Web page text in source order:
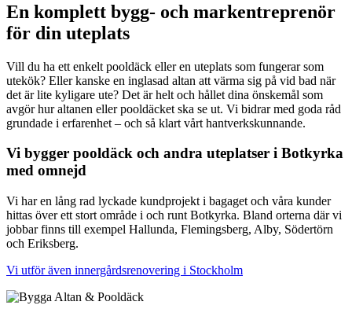
En komplett bygg- och markentreprenör
för din uteplats
Vill du ha ett enkelt pooldäck eller en uteplats som fungerar som
utekök? Eller kanske en inglasad altan att värma sig på vid bad när
det är lite kyligare ute? Det är helt och hållet dina önskemål som
avgör hur altanen eller pooldäcket ska se ut. Vi bidrar med goda råd
grundade i erfarenhet – och så klart vårt hantverkskunnande.
Vi bygger pooldäck och andra uteplatser i Botkyrka
med omnejd
Vi har en lång rad lyckade kundprojekt i bagaget och våra kunder
hittas över ett stort område i och runt Botkyrka. Bland orterna där vi
jobbar finns till exempel Hallunda, Flemingsberg, Alby, Södertörn
och Eriksberg.
Vi utför även innergårdsrenovering i Stockholm